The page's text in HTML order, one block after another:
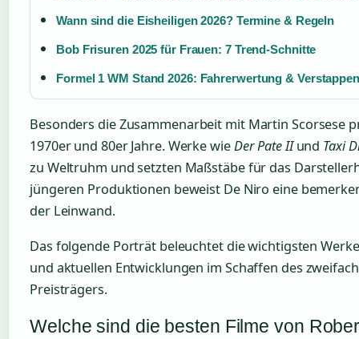
Wann sind die Eisheiligen 2026? Termine & Regeln
Bob Frisuren 2025 für Frauen: 7 Trend-Schnitte
Formel 1 WM Stand 2026: Fahrerwertung &
Besonders die Zusammenarbeit mit Martin Scorsese
1970er und 80er Jahre. Werke wieDer Pate IIund Taxi
zu Weltruhm und setzten Maßstäbe für das
jüngeren Produktionen beweist De Niro eine
der Leinwand.
Das folgende Porträt beleuchtet die wichtigsten
und aktuellen Entwicklungen im Schaffen des
Preisträgers.
Welche sind die besten Filme von